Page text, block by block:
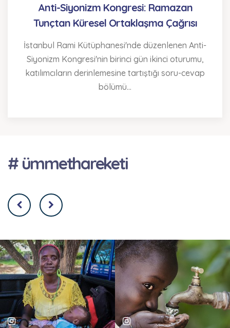
Anti-Siyonizm Kongresi: Ramazan
Tunçtan Küresel Ortaklaşma Çağrısı
İstanbul Rami Kütüphanesi'nde düzenlenen Anti-
Siyonizm Kongresi'nin birinci gün ikinci oturumu,
katılımcıların derinlemesine tartıştığı soru-cevap
bölümü...
# ümmethareketi